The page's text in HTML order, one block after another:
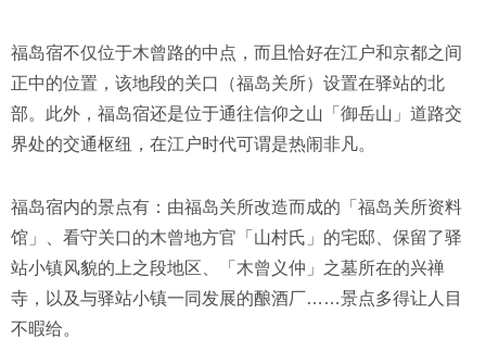
福岛宿不仅位于木曾路的中点，而且恰好在江户和京都之间
正中的位置，该地段的关口（福岛关所）设置在驿站的北
部。此外，福岛宿还是位于通往信仰之山「御岳山」道路交
界处的交通枢纽，在江户时代可谓是热闹非凡。
福岛宿内的景点有：由福岛关所改造而成的「福岛关所资料
馆」、看守关口的木曾地方官「山村氏」的宅邸、保留了驿
站小镇风貌的上之段地区、「木曾义仲」之墓所在的兴禅
寺，以及与驿站小镇一同发展的酿酒厂……景点多得让人目
不暇给。